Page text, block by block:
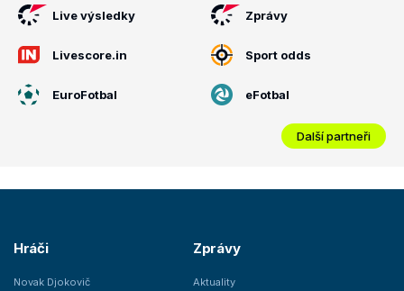
Live výsledky Zprávy
Livescore.in Sport odds
EuroFotbal eFotbal
Další partneři
Hráči
Novak Djokovič
Zprávy
Aktuality